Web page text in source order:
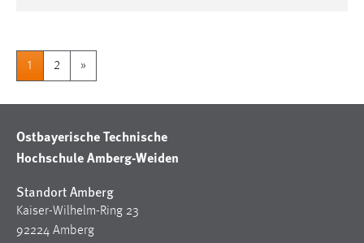
1 2 »
Ostbayerische Technische
Hochschule Amberg-Weiden
Standort Amberg
Kaiser-Wilhelm-Ring 23
92224 Amberg